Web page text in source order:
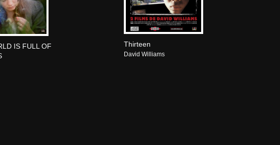
IS FULL OF
Thirteen
David Williams